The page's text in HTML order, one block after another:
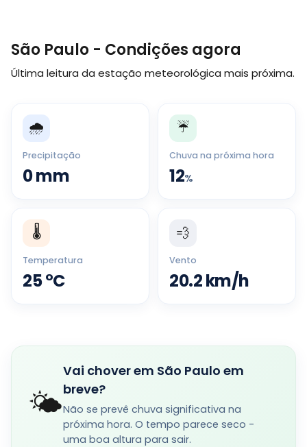
São Paulo - Condições agora
Última leitura da estação meteorológica mais próxima.
🌧️
Precipitação
0mm
☔
Chuva na próxima hora
12%
🌡️
Temperatura
25°C
💨
Vento
20.2km/h
🌤️
Vai chover em São Paulo em
breve?
Não se prevê chuva significativa na
próxima hora. O tempo parece seco -
uma boa altura para sair.